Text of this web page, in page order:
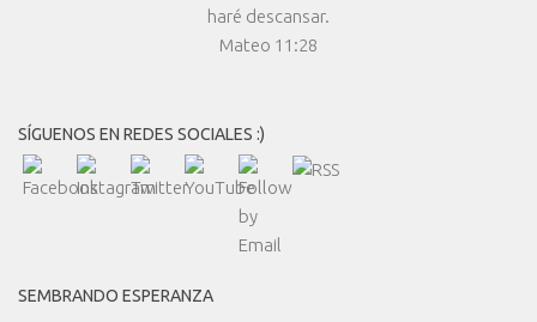
haré descansar.
Mateo 11:28
SÍGUENOS EN REDES SOCIALES :)
SEMBRANDO ESPERANZA